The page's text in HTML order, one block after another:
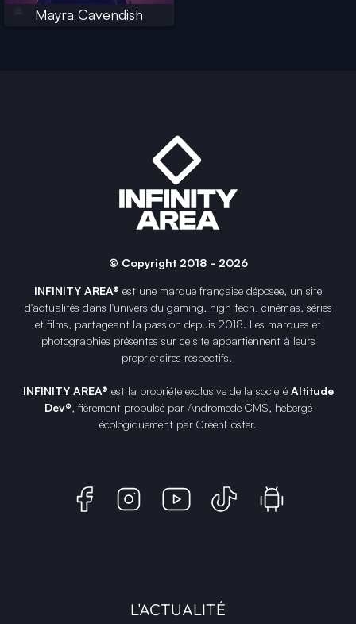
Mayra Cavendish
© Copyright 2018 - 2026
INFINITY AREA® est une marque française déposée, un site
d'actualités dans l'univers du gaming, high tech, cinémas, séries
et films, partageant la passion depuis 2018. Les marques et
photographies présentes sur ce site appartiennent à leurs
propriétaires respectifs.
INFINITY AREA® est la propriété exclusive de la société Altitude
Dev®, fièrement propulsé par Andromede CMS, hébergé
écologiquement par GreenHoster.
L'ACTUALITÉ